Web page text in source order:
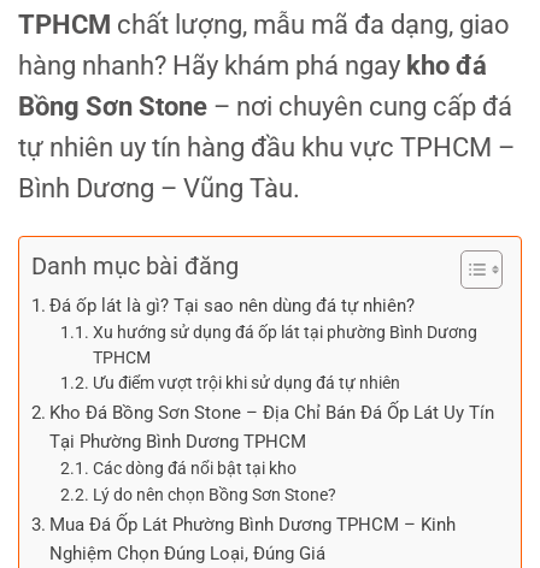
TPHCM chất lượng, mẫu mã đa dạng, giao
hàng nhanh? Hãy khám phá ngay kho đá
Bồng Sơn Stone – nơi chuyên cung cấp đá
tự nhiên uy tín hàng đầu khu vực TPHCM –
Bình Dương – Vũng Tàu.
Danh mục bài đăng
Đá ốp lát là gì? Tại sao nên dùng đá tự nhiên?
Xu hướng sử dụng đá ốp lát tại phường Bình Dương
TPHCM
Ưu điểm vượt trội khi sử dụng đá tự nhiên
Kho Đá Bồng Sơn Stone – Địa Chỉ Bán Đá Ốp Lát Uy Tín
Tại Phường Bình Dương TPHCM
Các dòng đá nổi bật tại kho
Lý do nên chọn Bồng Sơn Stone?
Mua Đá Ốp Lát Phường Bình Dương TPHCM – Kinh
Nghiệm Chọn Đúng Loại, Đúng Giá